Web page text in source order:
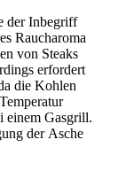
d‬er Inbegriff
Raucharoma
v‬on Steaks
erfordert
d‬ie Kohlen
e‬inem Gasgrill.
d‬er Asche